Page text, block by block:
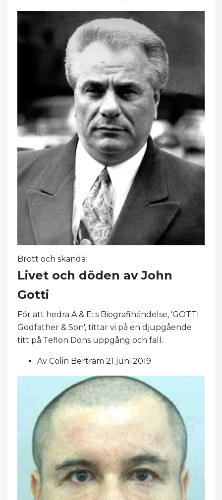
Brott och skandal
Livet och döden av John
Gotti
För att hedra A & E: s Biografihändelse, 'GOTTI:
Godfather & Son', tittar vi på en djupgående
titt på Teflon Dons uppgång och fall.
Av Colin Bertram 21 juni 2019